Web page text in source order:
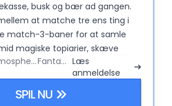
busk og bær ad gangen.
at matche tre ens ting i
match-3-baner for at samle
magiske topiarier, skæve
skjult under
oveni, og du har en
vanedannende mobil-grind. Det
Atmospheric Fantasy Læs
anmeldelse
SPIL NU